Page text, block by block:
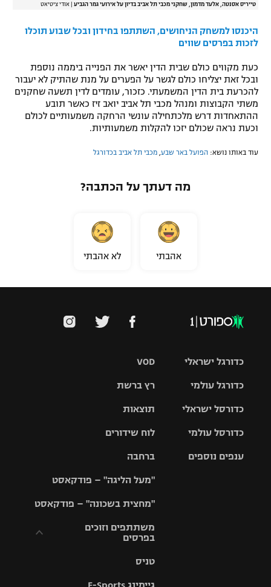
טייריס אסנטה, אלעד מדמון, שחקני מכבי תל אביב בדיון על אירועי גמר הגביע אודי ציטיאט
היכנסו למשחק הניחושים, השתתפו בחידון ובכל שבוע תוכלו
לזכות בפרסים שווים
כעת מקווים כולם שבית הדין יאשר את הפנייה ביממה נוספת
ובכל זאת יצליחו כולם לגשר על הפערים על מנת שהתיק לא יעבור
להכרעת בית הדין המשמעתי. כזכור, עומדים לדין תשעה שחקנים
משתי הקבוצות ומנהל מכבי תל אביב יואב זיז כאשר תובע
ההתאחדות דרש מלכתחילה עונשי הרחקה משמעותיים לכולם
וכעת נראה שכולם יזכו להקלות משמעותיות.
עוד באותו נושא: הפועל באר שבע מכבי תל אביב בכדורגל
מה דעתך על הכתבה?
אהבתי לא אהבתי
VOD
רץ ברשת
תוצאות
לוח שידורים
ברחבה
"מעל הליגה" – פודקאסט
"מחצית בשכונה" – פודקאסט
משתתפים וזוכים
בפרסים
וזוכים בפרסים
טניס
גיימינג E-Sports
כדורגל ישראלי
גביע הטוטו
כדורגל עולמי
האלופות
ליגה
כדורסל ישראלי
סל
כדורסל עולמי
ענפים נוספים